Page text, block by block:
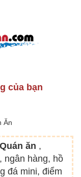
của bạn
Ăn
Quán ăn ,
ngân hàng, hồ
đá mini, điểm